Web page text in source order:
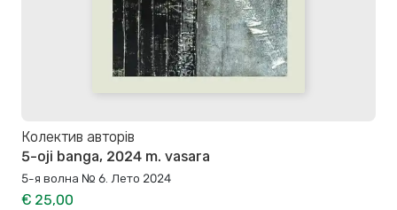
Колектив авторів
5-oji banga, 2024 m. vasara
5-я волна № 6. Лето 2024
€ 25,00